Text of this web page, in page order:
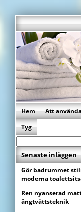
Hem Att
Tyg
Senaste inläggen
Gör badrummet
moderna
Ren nyanserad
ångtvättsteknik